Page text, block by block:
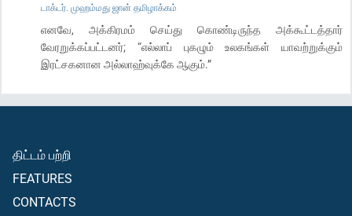
டாக்டர். முஹம்மது ஜான் தமிழாக்கம்
எனவே, அக்கிரமம் செய்து கொண்டிருந்த அக்கூட்டத்தார்
வேரறுக்கப்பட்டனர்; “எல்லாப் புகழும் உலகங்கள் யாவற்றுக்கும்
இரட்சகனான அல்லாஹ்வுக்கே ஆகும்.”
திட்டம் பற்றி
FEATURES
CONTACTS